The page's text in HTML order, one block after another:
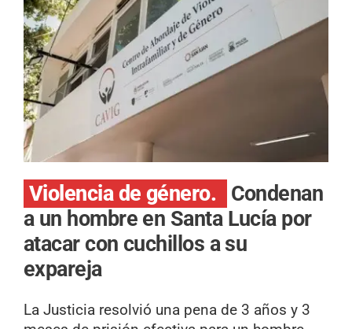
Violencia de género.
Condenan
a un hombre en Santa Lucía por
atacar con cuchillos a su
expareja
La Justicia resolvió una pena de 3 años y 3